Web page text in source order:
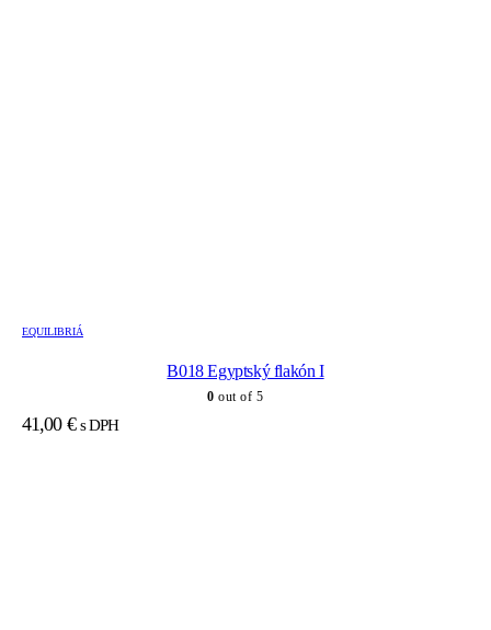
EQUILIBRIÁ
B018 Egyptský flakón I
0 out of 5
41,00 € s DPH